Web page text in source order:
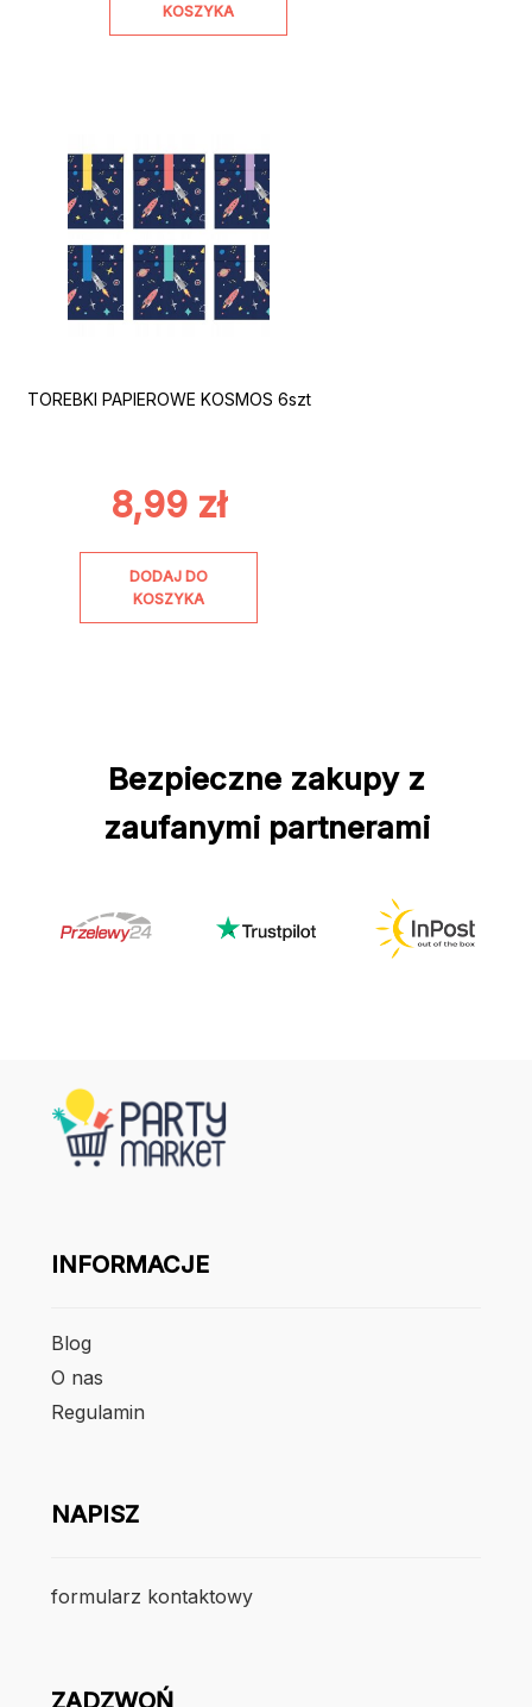
KOSZYKA
TOREBKI PAPIEROWE KOSMOS 6szt
8,99 zł
DODAJ DO
KOSZYKA
Bezpieczne zakupy z
zaufanymi partnerami
INFORMACJE
Blog
O nas
Regulamin
NAPISZ
formularz kontaktowy
ZADZWOŃ